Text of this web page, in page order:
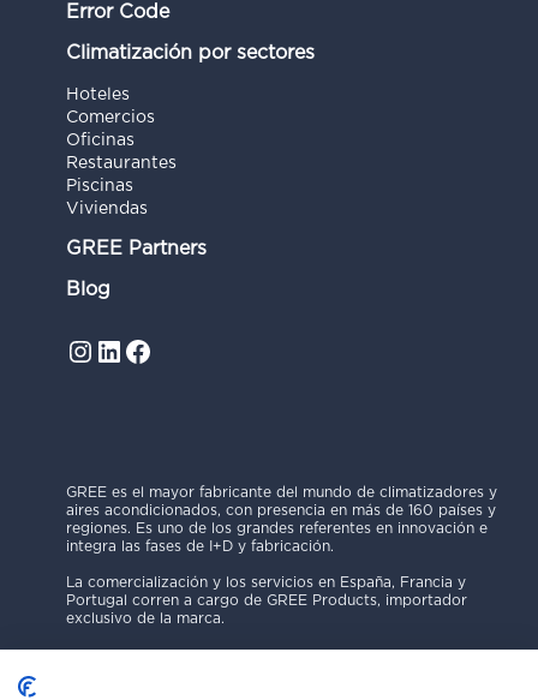
Error Code
Climatización por sectores
Hoteles
Comercios
Oficinas
Restaurantes
Piscinas
Viviendas
GREE Partners
Blog
Instagram
LinkedIn
Facebook
GREE es el mayor fabricante del mundo de climatizadores y
aires acondicionados, con presencia en más de 160 países y
regiones. Es uno de los grandes referentes en innovación e
integra las fases de I+D y fabricación.
La comercialización y los servicios en España, Francia y
Portugal corren a cargo de GREE Products, importador
exclusivo de la marca.